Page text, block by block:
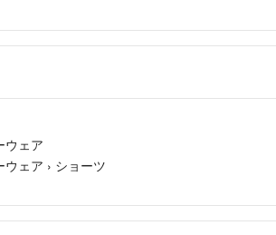
ウェア
ウェア › ショーツ